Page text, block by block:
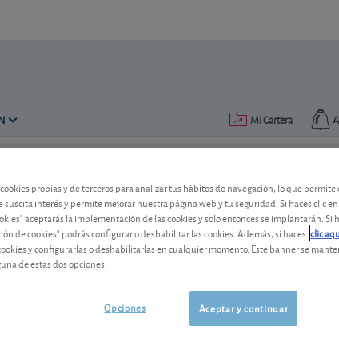
Mi Cartera
lectura: 2 min.
AV Jennings
El anuncio de una ampliación de
propias y de terceros para analizar tus hábitos de navegación, lo que
suscita interés y permite mejorar nuestra página web y tu seguridad. Si haces clic
aceptarás la implementación de las cookies y solo entonces se implantarán. Si
de cookies" podrás configurar o deshabilitar las cookies. Además, si haces clic
y configurarlas o deshabilitarlas en cualquier momento. Este banner se
de estas dos opciones.
Aceptar y continuar
Opciones